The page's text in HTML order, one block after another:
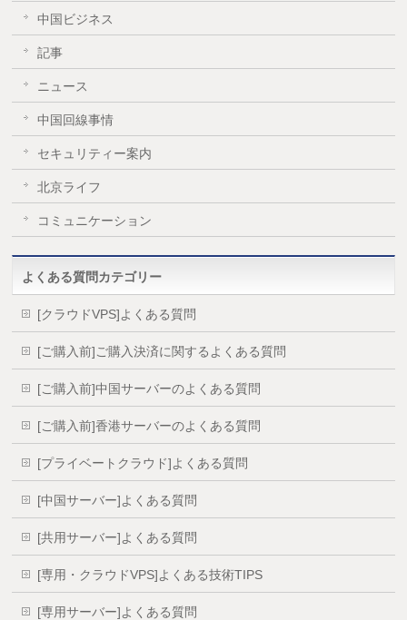
中国ビジネス
記事
ニュース
中国回線事情
セキュリティー案内
北京ライフ
コミュニケーション
よくある質問カテゴリー
[クラウドVPS]よくある質問
[ご購入前]ご購入決済に関するよくある質問
[ご購入前]中国サーバーのよくある質問
[ご購入前]香港サーバーのよくある質問
[プライベートクラウド]よくある質問
[中国サーバー]よくある質問
[共用サーバー]よくある質問
[専用・クラウドVPS]よくある技術TIPS
[専用サーバー]よくある質問